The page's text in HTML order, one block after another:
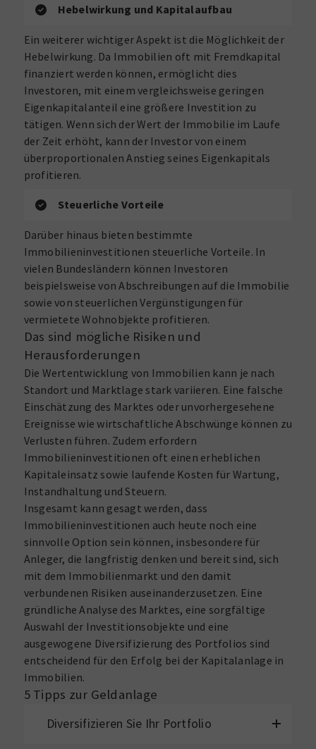
Hebelwirkung und Kapitalaufbau
Ein weiterer wichtiger Aspekt ist die Möglichkeit der
Hebelwirkung. Da Immobilien oft mit Fremdkapital
finanziert werden können, ermöglicht dies
Investoren, mit einem vergleichsweise geringen
Eigenkapitalanteil eine größere Investition zu
tätigen. Wenn sich der Wert der Immobilie im Laufe
der Zeit erhöht, kann der Investor von einem
überproportionalen Anstieg seines Eigenkapitals
profitieren.
Steuerliche Vorteile
Darüber hinaus bieten bestimmte
Immobilieninvestitionen steuerliche Vorteile. In
vielen Bundesländern können Investoren
beispielsweise von Abschreibungen auf die Immobilie
sowie von steuerlichen Vergünstigungen für
vermietete Wohnobjekte profitieren.
Das sind mögliche Risiken und
Herausforderungen
Die Wertentwicklung von Immobilien kann je nach
Standort und Marktlage stark variieren. Eine falsche
Einschätzung des Marktes oder unvorhergesehene
Ereignisse wie wirtschaftliche Abschwünge können zu
Verlusten führen. Zudem erfordern
Immobilieninvestitionen oft einen erheblichen
Kapitaleinsatz sowie laufende Kosten für Wartung,
Instandhaltung und Steuern.
Insgesamt kann gesagt werden, dass
Immobilieninvestitionen auch heute noch eine
sinnvolle Option sein können, insbesondere für
Anleger, die langfristig denken und bereit sind, sich
mit dem Immobilienmarkt und den damit
verbundenen Risiken auseinanderzusetzen. Eine
gründliche Analyse des Marktes, eine sorgfältige
Auswahl der Investitionsobjekte und eine
ausgewogene Diversifizierung des Portfolios sind
entscheidend für den Erfolg bei der Kapitalanlage in
Immobilien.
5 Tipps zur Geldanlage
Diversifizieren Sie Ihr Portfolio